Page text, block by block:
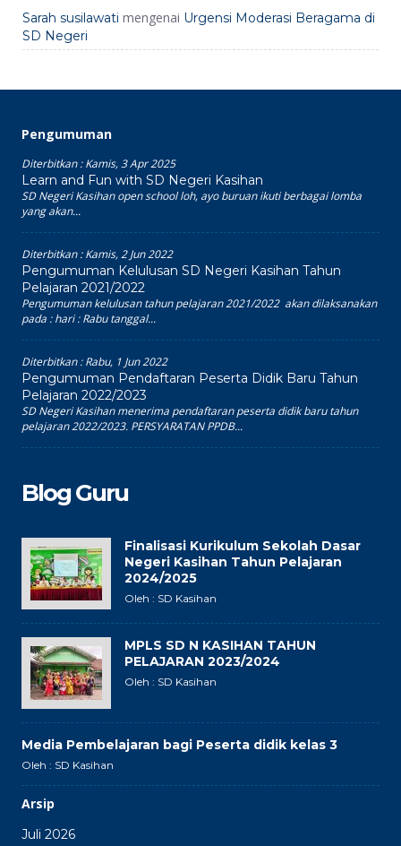
Sarah susilawati mengenai Urgensi Moderasi Beragama di
SD Negeri
Pengumuman
Diterbitkan :Kamis, 3 Apr 2025
Learn and Fun with SD Negeri Kasihan
SD Negeri Kasihan open school loh, ayo buruan ikuti berbagai lomba
yang akan...
Diterbitkan :Kamis, 2 Jun 2022
Pengumuman Kelulusan SD Negeri Kasihan Tahun
Pelajaran 2021/2022
Pengumuman kelulusan tahun pelajaran 2021/2022 akan dilaksanakan
pada : hari : Rabu tanggal...
Diterbitkan :Rabu, 1 Jun 2022
Pengumuman Pendaftaran Peserta Didik Baru Tahun
Pelajaran 2022/2023
SD Negeri Kasihan menerima pendaftaran peserta didik baru tahun
pelajaran 2022/2023. PERSYARATAN PPDB...
Blog Guru
Finalisasi Kurikulum Sekolah Dasar
Negeri Kasihan Tahun Pelajaran
2024/2025
Oleh : SD Kasihan
MPLS SD N KASIHAN TAHUN
PELAJARAN 2023/2024
Oleh : SD Kasihan
Media Pembelajaran bagi Peserta didik kelas 3
Oleh : SD Kasihan
Arsip
Juli 2026